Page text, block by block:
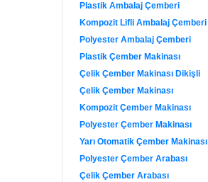
Plastik Ambalaj Çemberi
Kompozit Lifli Ambalaj Çemberi
Polyester Ambalaj Çemberi
Plastik Çember Makinası
Çelik Çember Makinası Dikişli
Çelik Çember Makinası
Kompozit Çember Makinası
Polyester Çember Makinası
Yarı Otomatik Çember Makinası
Polyester Çember Arabası
Çelik Çember Arabası